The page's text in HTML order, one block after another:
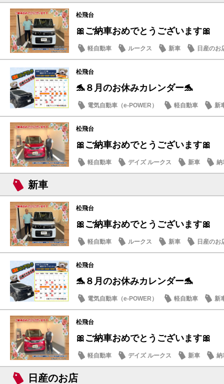
松飛台
🎀ご納車おめでとうございます🎀
軽自動車 ルークス 新車 日産のお
松飛台
🐬８月のお休みカレンダー🐬
電気自動車（e-POWER） 軽自動車
新
日産のお店
松飛台
🎀ご納車おめでとうございます🎀
軽自動車 デイズ ルークス 新車 納
新車
松飛台
🎀ご納車おめでとうございます🎀
軽自動車 ルークス 新車 日産のお
松飛台
🐬８月のお休みカレンダー🐬
電気自動車（e-POWER） 軽自動車
新
日産のお店
松飛台
🎀ご納車おめでとうございます🎀
軽自動車 デイズ ルークス 新車 納
日産のお店